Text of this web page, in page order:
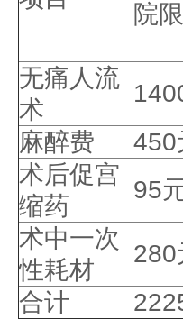
院
无痛人流
术
麻醉费
450
术后促宫
缩药
95
术中一次
性耗材
280
合计